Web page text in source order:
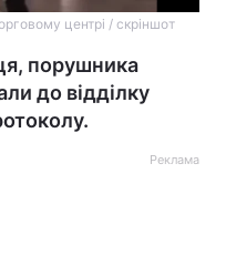
центрі / скріншот
порушника
до відділку
Реклама